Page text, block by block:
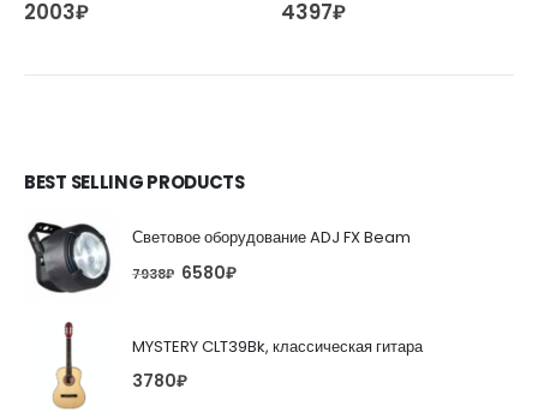
2003₽ 4397₽
BEST SELLING PRODUCTS
Световое оборудование ADJ FX Beam
7938₽ 6580₽
MYSTERY CLT39Bk, классическая гитара
3780₽